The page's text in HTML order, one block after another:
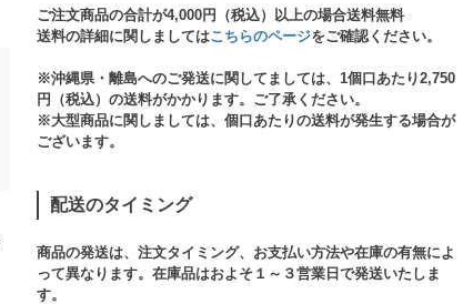
ご注文商品の合計が4,000円（税込）以上の場合送料無料
送料の詳細に関しましてはこちらのページをご確認ください。​
※沖縄県・離島へのご発送に関してましては、1個口あたり2,750
円（税込）の送料がかかります。ご了承ください。
※大型商品に関しましては、個口あたりの送料が発生する場合が
ございます。​
配送のタイミング
商品の発送は、注文タイミング、お支払い方法や在庫の有無によ
って異なります。在庫品はおよそ１～３営業日で発送いたしま
す。​